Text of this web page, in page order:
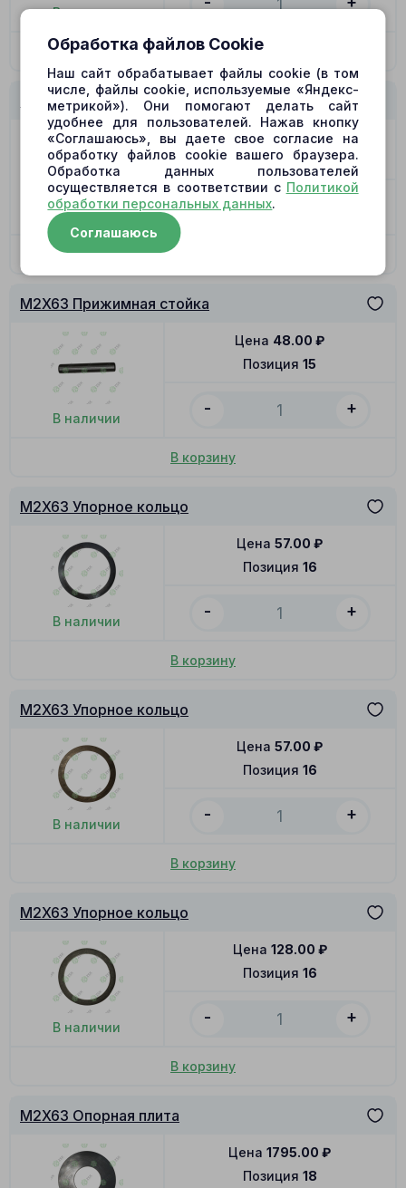
В наличии
В корзину
M2X63 Распределитель M
В наличии
Позиция 12
Цена 3180.00₽
-
В корзину
M2X63 Прижимная стойка
В наличии
Позиция 15
Цена 48.00 ₽
- +
В корзину
M2X63 Упорное кольцо
В наличии
Позиция 16
Цена 57.00 ₽
- +
В корзину
M2X63 Упорное кольцо
В наличии
Позиция 16
Цена 57.00 ₽
- +
В корзину
M2X63 Упорное кольцо
В наличии
Позиция 16
Цена 128.00 ₽
- +
В корзину
M2X63 Опорная плита
Позиция 18
Цена 1795.00 ₽
Обработка файлов Cookie
Наш сайт обрабатывает файлы cookie (в том
числе, файлы cookie, используемые «Яндекс-
метрикой»). Они помогают делать сайт
удобнее для пользователей. Нажав кнопку
«Соглашаюсь», вы даете свое согласие на
обработку файлов cookie вашего браузера.
Обработка данных пользователей
осуществляется в соответствии с Политикой
обработки персональных данных.
Соглашаюсь